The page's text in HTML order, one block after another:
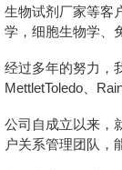
生物试剂厂家等客
学，细胞生物学、
经过多年的努力，
MettletToledo、
公司自成立以来，
户关系管理团队，